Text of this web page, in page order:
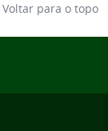
Voltar para o topo